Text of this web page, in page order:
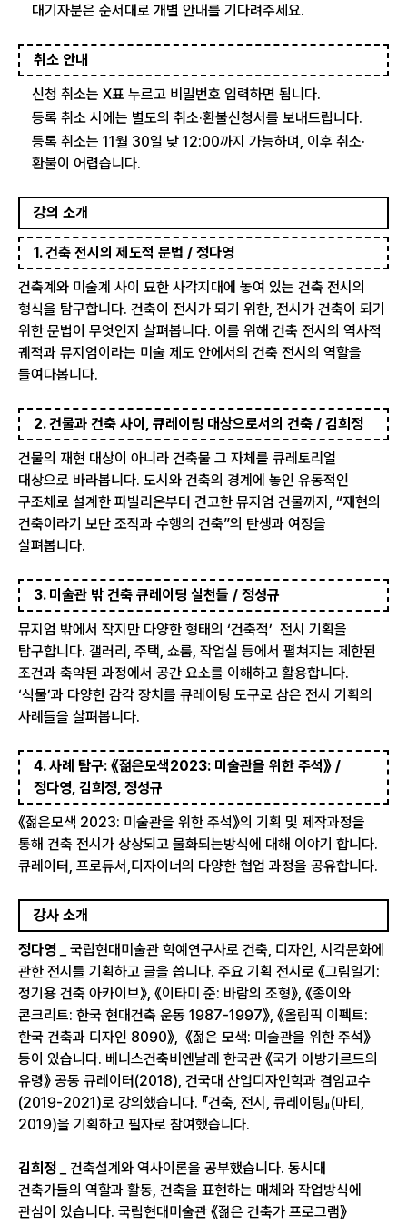
대기자분은 순서대로 개별 안내를 기다려주세요.
취소 안내
신청 취소는 X표 누르고 비밀번호 입력하면 됩니다.
등록 취소 시에는 별도의 취소·환불신청서를 보내드립니다.
등록 취소는 11월 30일 낮 12:00까지 가능하며, 이후 취소·
환불이 어렵습니다.
강의 소개
1. 건축 전시의 제도적 문법 / 정다영
건축계와 미술계 사이 묘한 사각지대에 놓여 있는 건축 전시의
형식을 탐구합니다. 건축이 전시가 되기 위한, 전시가 건축이 되기
위한 문법이 무엇인지 살펴봅니다. 이를 위해 건축 전시의 역사적
궤적과 뮤지엄이라는 미술 제도 안에서의 건축 전시의 역할을
들여다봅니다.
2. 건물과 건축 사이, 큐레이팅 대상으로서의 건축 / 김희정
건물의 재현 대상이 아니라 건축물 그 자체를 큐레토리얼
대상으로 바라봅니다. 도시와 건축의 경계에 놓인 유동적인
구조체로 설계한 파빌리온부터 견고한 뮤지엄 건물까지, “재현의
건축이라기 보단 조직과 수행의 건축”의 탄생과 여정을
살펴봅니다.
3. 미술관 밖 건축 큐레이팅 실천들 / 정성규
뮤지엄 밖에서 작지만 다양한 형태의 ‘건축적’ 전시 기획을
탐구합니다. 갤러리, 주택, 쇼룸, 작업실 등에서 펼쳐지는 제한된
조건과 축약된 과정에서 공간 요소를 이해하고 활용합니다.
‘식물’과 다양한 감각 장치를 큐레이팅 도구로 삼은 전시 기획의
사례들을 살펴봅니다.
4. 사례 탐구: 《젊은모색2023: 미술관을 위한 주석》 /
정다영, 김희정, 정성규
《젊은모색 2023: 미술관을 위한 주석》의 기획 및 제작과정을
통해 건축 전시가 상상되고 물화되는방식에 대해 이야기 합니다.
큐레이터, 프로듀서,디자이너의 다양한 협업 과정을 공유합니다.
강사 소개
정다영
_ 국립현대미술관 학예연구사로 건축, 디자인, 시각문화에
관한 전시를 기획하고 글을 씁니다. 주요 기획 전시로 《그림일기:
정기용 건축 아카이브》, 《이타미 준: 바람의 조형》, 《종이와
콘크리트: 한국 현대건축 운동 1987-1997》, 《올림픽 이펙트:
한국 건축과 디자인 8090》, 《젊은 모색: 미술관을 위한 주석》
등이 있습니다. 베니스건축비엔날레 한국관 《국가 아방가르드의
유령》 공동 큐레이터(2018), 건국대 산업디자인학과 겸임교수
(2019-2021)로 강의했습니다. 『건축, 전시, 큐레이팅』(마티,
2019)을 기획하고 필자로 참여했습니다.
김희정
_ 건축설계와 역사이론을 공부했습니다. 동시대
건축가들의 역할과 활동, 건축을 표현하는 매체와 작업방식에
관심이 있습니다. 국립현대미술관 《젊은 건축가 프로그램》